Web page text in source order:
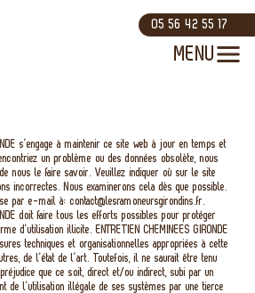
05 56 42 55 17
s’engage à maintenir ce site web à jour en temps et
un problème ou des données obsolète, nous
nous le faire savoir. Veuillez indiquer où sur le site
incorrectes. Nous examinerons cela dès que possible.
par e-mail à:contact@lesramoneursgirondins.fr
doit faire tous les efforts possibles pour protéger
d’utilisation illicite. ENTRETIEN CHEMINEES GIRONDE
techniques et organisationnelles appropriées à cette
de l’état de l’art. Toutefois, il ne saurait être tenu
que ce soit, direct et/ou indirect, subi par un
de l’utilisation illégale de ses systèmes par une tierce